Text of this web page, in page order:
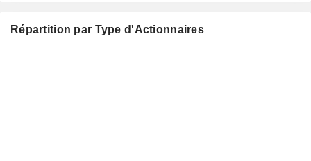
Répartition par Type d'Actionnaires